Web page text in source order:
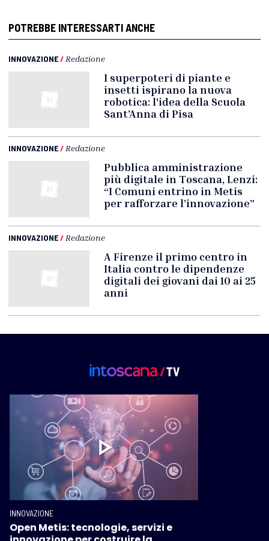
POTREBBE INTERESSARTI ANCHE
INNOVAZIONE/ Redazione
I superpoteri di piante e
insetti ispirano la nuova
robotica: l'idea della Scuola
Sant’Anna di Pisa
INNOVAZIONE/ Redazione
Pubblica amministrazione
più digitale in Toscana, Lenzi:
“I Comuni entrino in Metis
per rafforzare l’innovazione”
INNOVAZIONE/ Redazione
A Firenze il primo centro in
Italia contro le dipendenze
digitali dei giovani dai 10 ai 25
anni
INNOVAZIONE
Open Metis: tecnologie, servizi e